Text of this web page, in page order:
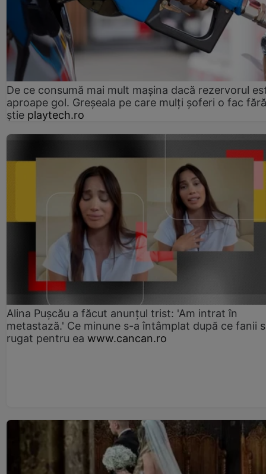
De ce consumă mai mult mașina dacă rezervorul
aproape gol. Greșeala pe care mulți șoferi o fac
știe playtech.ro
Alina Pușcău a făcut anunțul trist: 'Am intrat în
metastază.' Ce minune s-a întâmplat după ce fanii
rugat pentru ea www.cancan.ro